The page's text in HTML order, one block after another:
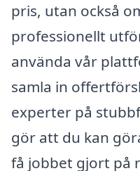
pris, utan också
professionellt
använda vår
samla in
experter på
gör att du kan
få jobbet gjort på